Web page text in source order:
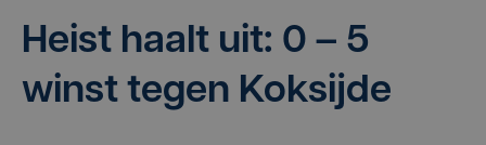
Heist haalt uit: 0 – 5
winst tegen Koksijde